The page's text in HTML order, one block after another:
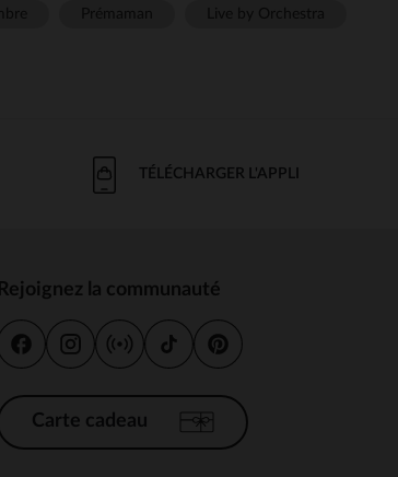
TÉLÉCHARGER L'APPLI
Rejoignez la communauté
Carte cadeau